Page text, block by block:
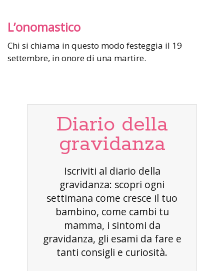
L’onomastico
Chi si chiama in questo modo festeggia il 19
settembre, in onore di una martire.
Diario della
gravidanza
Iscriviti al diario della
gravidanza: scopri ogni
settimana come cresce il tuo
bambino, come cambi tu
mamma, i sintomi da
gravidanza, gli esami da fare e
tanti consigli e curiosità.